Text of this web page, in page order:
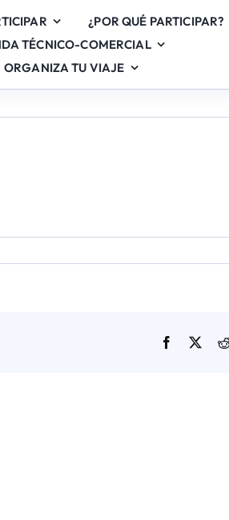
¿POR QUÉ PARTICIPAR?
TÉCNICO-COMERCIAL
ORGANIZA TU VIAJE
Facebook